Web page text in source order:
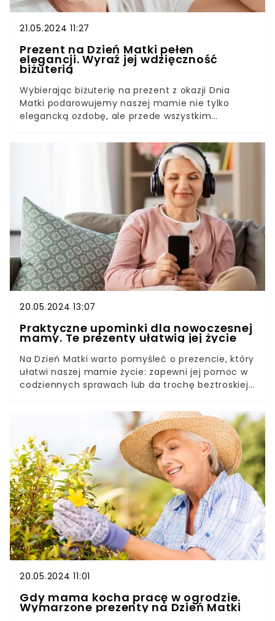
21.05.2024 11:27
Prezent na Dzień Matki pełen
elegancji. Wyraź jej wdzięczność
biżuterią
Wybierając biżuterię na prezent z okazji Dnia
Matki podarowujemy naszej mamie nie tylko
elegancką ozdobę, ale przede wszystkim
który będzie miał wartość nie tylko materialną.
Najlepsze będzie coś czułego i osobistego.
20.05.2024 13:07
Praktyczne upominki dla nowoczesnej
mamy. Te prezenty ułatwią jej życie
Na Dzień Matki warto pomyśleć o prezencie, który
ułatwi naszej mamie życie: zapewni jej pomoc w
codziennych sprawach lub da trochę beztroskiej
sprzętem RTV. To gotowy katalog prezentów nie
tylko dla nowoczesnej mamy!
20.05.2024 11:01
Gdy mama kocha pracę w ogrodzie.
Wymarzone prezenty na Dzień Matki